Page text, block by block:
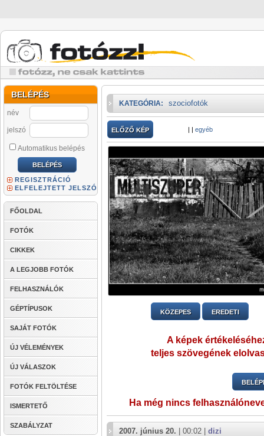
BELÉPÉS
név
jelszó
Automatikus belépés
REGISZTRÁCIÓ
ELFELEJTETT JELSZÓ
FŐOLDAL
FOTÓK
CIKKEK
A LEGJOBB FOTÓK
FELHASZNÁLÓK
GÉPTÍPUSOK
SAJÁT FOTÓK
ÚJ VÉLEMÉNYEK
ÚJ VÁLASZOK
FOTÓK FELTÖLTÉSE
ISMERTETŐ
SZABÁLYZAT
KATEGÓRIA: szociofotók
ELŐZŐ KÉP | | egyéb
KÖZEPES EREDETI
A képek
teljes szövegének
Ha még nincs
2007. június 20. | 00:02 | dizi